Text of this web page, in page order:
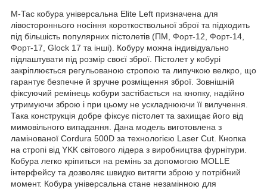
M-Тас кобура універсальна Elite Left призначена для
лівостороннього носіння короткоствольної зброї та підходить
під більшість популярних пістолетів (ПМ, Форт-12, Форт-14,
Форт-17, Glock 17 та інші). Кобуру можна індивідуально
підлаштувати під розмір своєї зброї. Пістолет у кобурі
закріплюється регульованою стропою та липучкою велкро, що
гарантує безпечне й зручне розміщення зброї. Зовнішній
фіксуючий ремінець кобури застібається на кнопку, надійно
утримуючи зброю і при цьому не ускладнюючи її вилучення.
Така конструкція добре фіксує пістолет та захищає його від
мимовільного випадання. Дана модель виготовлена з
ламінованої Cordura 500D за технологією Laser Cut. Кнопка
на стропі від YKK світового лідера з виробництва фурнітури.
Кобура легко кріпиться на ремінь за допомогою MOLLE
інтерфейсу та дозволяє швидко витягти зброю у потрібний
момент. Кобура універсальна стане незамінною для